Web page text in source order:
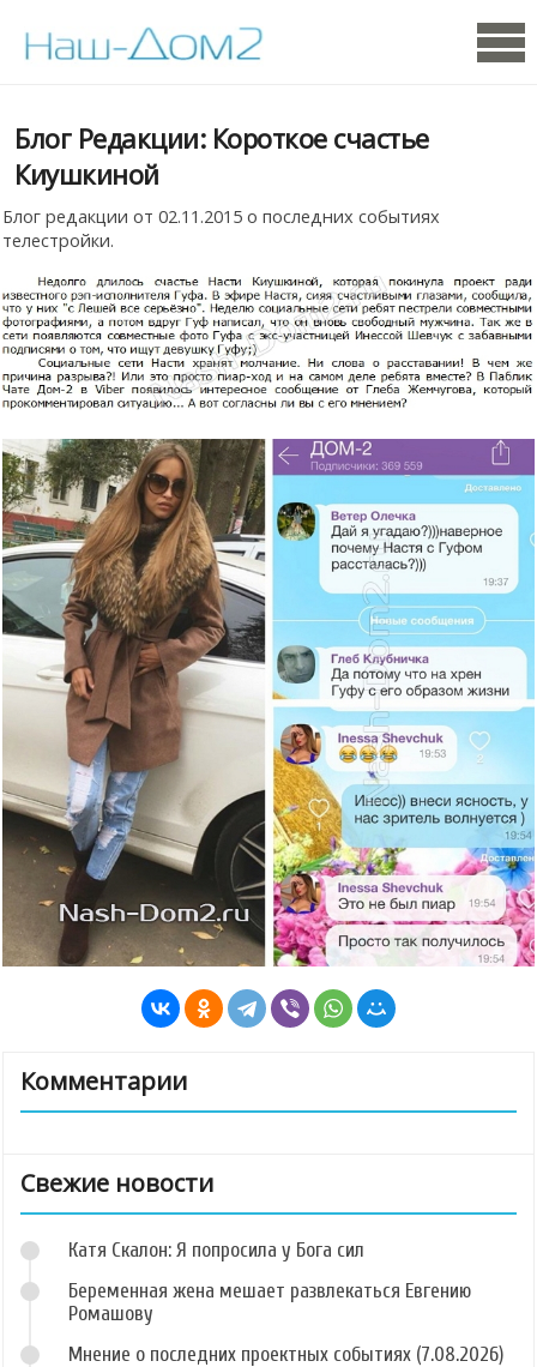
Блог Редакции: Короткое счастье
Киушкиной
Блог редакции от 02.11.2015 о последних событиях
телестройки.
Комментарии
Свежие новости
Катя Скалон: Я попросила у Бога сил
Беременная жена мешает развлекаться Евгению
Ромашову
Мнение о последних проектных событиях (7.08.2026)